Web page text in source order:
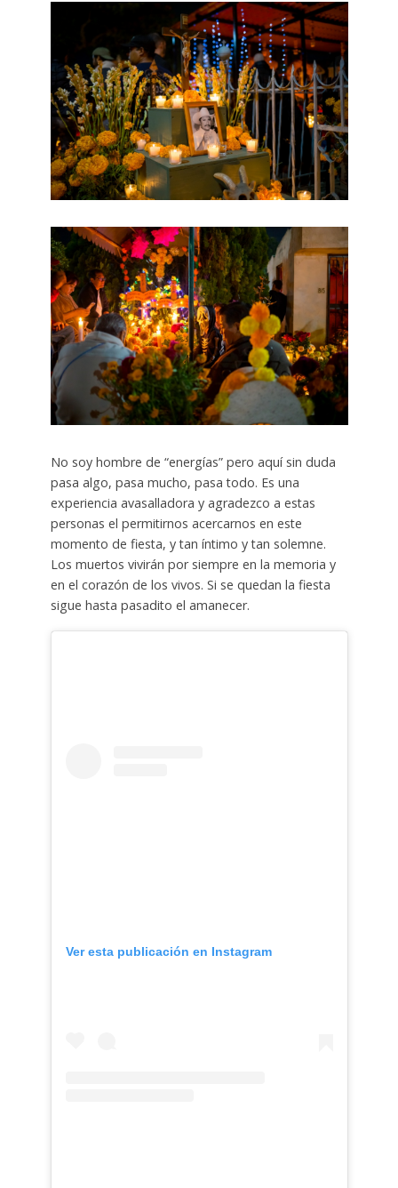
No soy hombre de “energías” pero aquí sin duda
pasa algo, pasa mucho, pasa todo. Es una
experiencia avasalladora y agradezco a estas
personas el permitirnos acercarnos en este
momento de fiesta, y tan íntimo y tan solemne.
Los muertos vivirán por siempre en la memoria y
en el corazón de los vivos. Si se quedan la fiesta
sigue hasta pasadito el amanecer.
Ver esta publicación en Instagram